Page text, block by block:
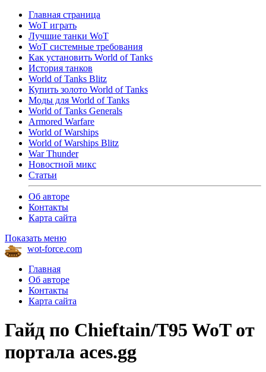
Главная страница
WoT играть
Лучшие танки WoT
WoT системные требования
Как установить World of Tanks
История танков
World of Tanks Blitz
Купить золото World of Tanks
Моды для World of Tanks
World of Tanks Generals
Armored Warfare
World of Warships
World of Warships Blitz
War Thunder
Новостной микс
Статьи
Об авторе
Контакты
Карта сайта
Показать меню
wot-force.com
Главная
Об авторе
Контакты
Карта сайта
Гайд по Chieftain/T95 WoT от
портала aces.gg